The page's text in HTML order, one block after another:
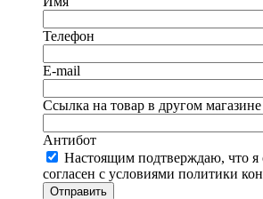
Телефон
E-mail
Ссылка на товар в другом магазине
Антибот
Настоящим подтверждаю, что я
согласен с условиями политики
Отправить